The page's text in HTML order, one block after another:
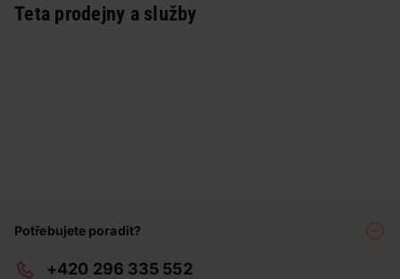
Teta prodejny a služby
Potřebujete poradit?
+420 296 335 552